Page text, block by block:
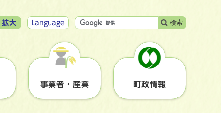
拡大 Language 検索
事業者・産業 町政情報